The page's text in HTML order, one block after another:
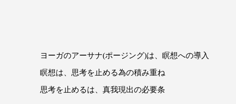
ヨーガのアーサナ(ポージング)は、瞑想への導入
瞑想は、思考を止める為の積み重ね
思考を止めるは、真我現出の必要条